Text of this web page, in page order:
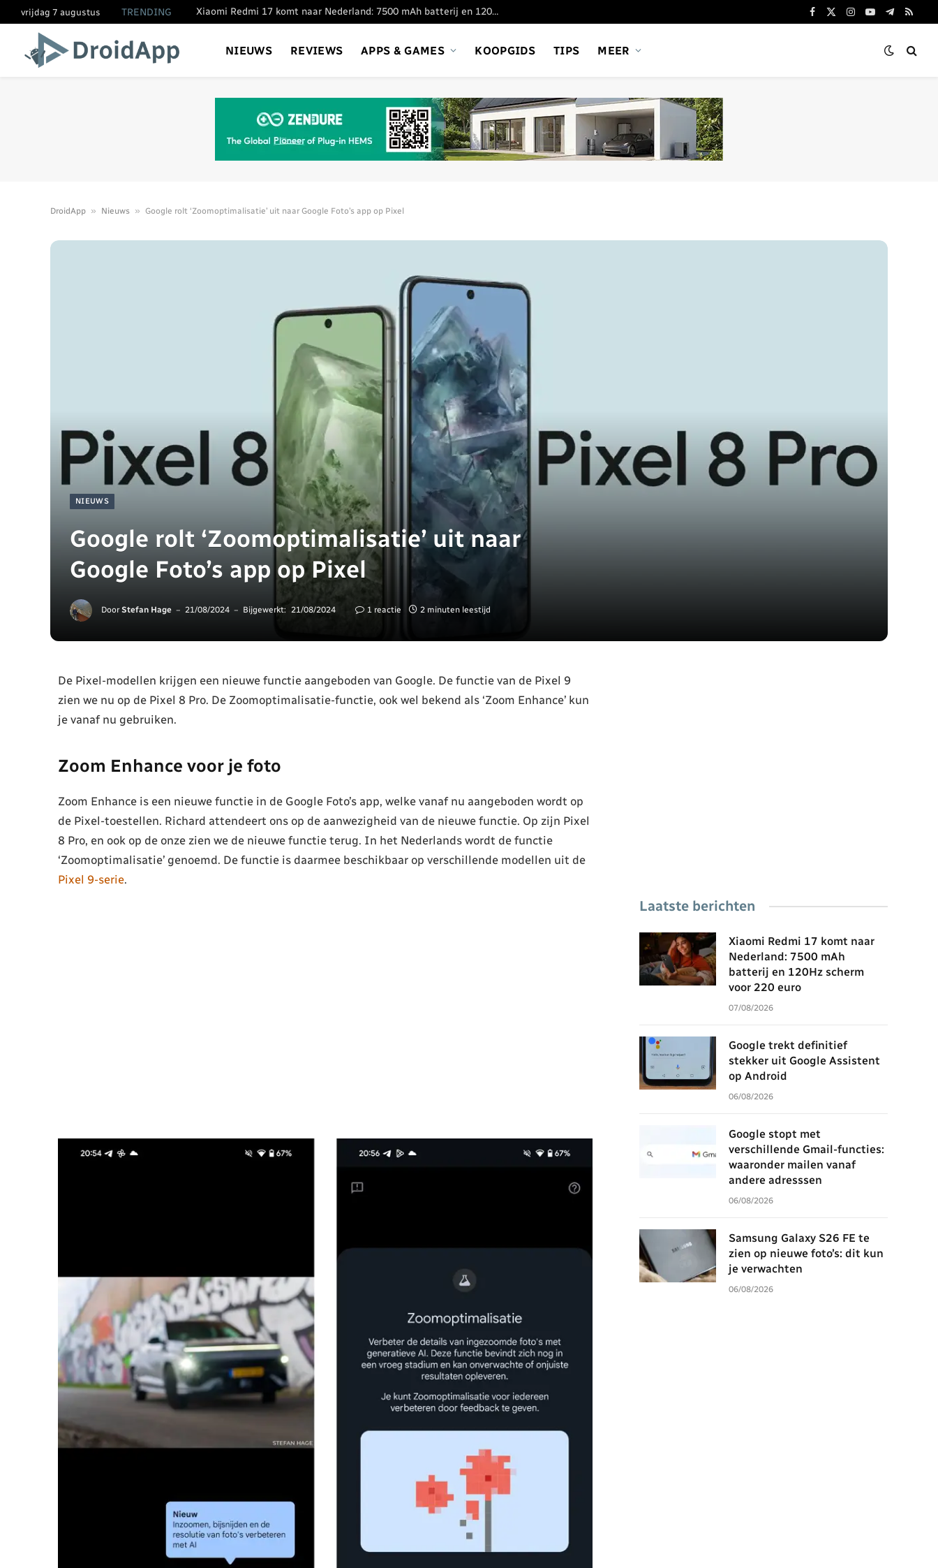
vrijdag 7 augustus TRENDING Xiaomi Redmi 17 komt naar Nederland: 7500 mAh batterij en 120Hz scherm voor 220 euro
Facebook
X
Instagram
YouTube
Telegram
RSS
NIEUWS REVIEWS APPS & GAMES KOOPGIDS TIPS MEER
DroidApp » Nieuws » Google rolt ‘Zoomoptimalisatie’ uit naar Google Foto’s app op Pixel
NIEUWS
Google rolt ‘Zoomoptimalisatie’ uit naar
Google Foto’s app op Pixel
Door Stefan Hage 21/08/2024 Bijgewerkt: 21/08/2024 1 reactie 2 minuten leestijd
De Pixel-modellen krijgen een nieuwe functie aangeboden van Google. De functie van de Pixel 9
zien we nu op de Pixel 8 Pro. De Zoomoptimalisatie-functie, ook wel bekend als ‘Zoom Enhance’ kun
je vanaf nu gebruiken.
Zoom Enhance voor je foto
Zoom Enhance is een nieuwe functie in de Google Foto’s app, welke vanaf nu aangeboden wordt op
de Pixel-toestellen. Richard attendeert ons op de aanwezigheid van de nieuwe functie. Op zijn Pixel
8 Pro, en ook op de onze zien we de nieuwe functie terug. In het Nederlands wordt de functie
‘Zoomoptimalisatie’ genoemd. De functie is daarmee beschikbaar op verschillende modellen uit de
Pixel 9-serie.
Laatste berichten
Xiaomi Redmi 17 komt naar
Nederland: 7500 mAh
batterij en 120Hz scherm
voor 220 euro
07/08/2026
Google trekt definitief
stekker uit Google Assistent
op Android
06/08/2026
Google stopt met
verschillende Gmail-functies:
waaronder mailen vanaf
andere adresssen
06/08/2026
Samsung Galaxy S26 FE te
zien op nieuwe foto’s: dit kun
je verwachten
06/08/2026